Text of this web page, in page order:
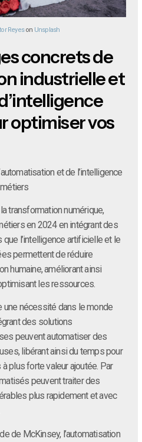
Reyeson Unsplash
concrets de
industrielle et
optimiser vos
et de l’intelligence
transformation numérique,
en 2024 en intégrant des
l’intelligence artificielle et le
permettent de réduire
humaine, améliorant ainsi
les ressources.
une nécessité dans le monde
des solutions
peuvent automatiser des
libérant ainsi du temps pour
plus forte valeur ajoutée. Par
peuvent traiter des
plus rapidement et avec
de McKinsey, l’automatisation